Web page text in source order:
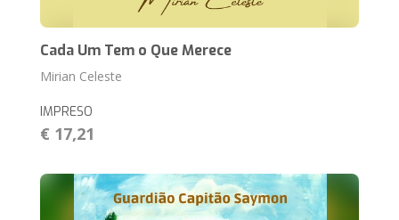
Cada Um Tem o Que Merece
Mirian Celeste
IMPRESO
€ 17,21